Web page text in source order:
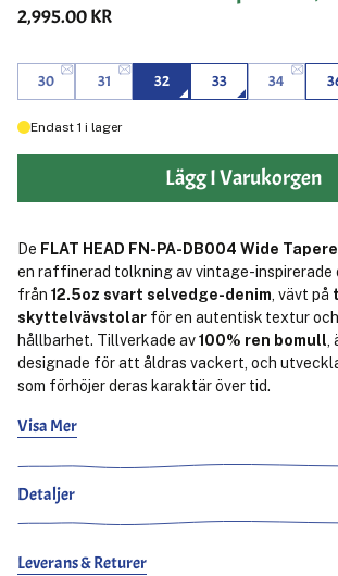
2,995.00 KR
30 31 32 33 34
Endast 1 i lager
Lägg I Varukorgen
De FLAT HEAD FN-PA-DB004 Wide
en raffinerad tolkning av vintage-inspirerade
från 12.5oz svart selvedge-denim , vävt på
skyttelvävstolar för en autentisk textur
hållbarhet. Tillverkade av100% ren bomull
designade för att åldras vackert, och
som förhöjer deras karaktär över tid.
Designade med en
utrymme för rörelse samtidigt som de
snyggt, strukturerat utseende
originala kopparlegeringsnitar, och
kohudtillför en raffinerad touch.
Visa Mer
Detaljer
Leverans & Returer